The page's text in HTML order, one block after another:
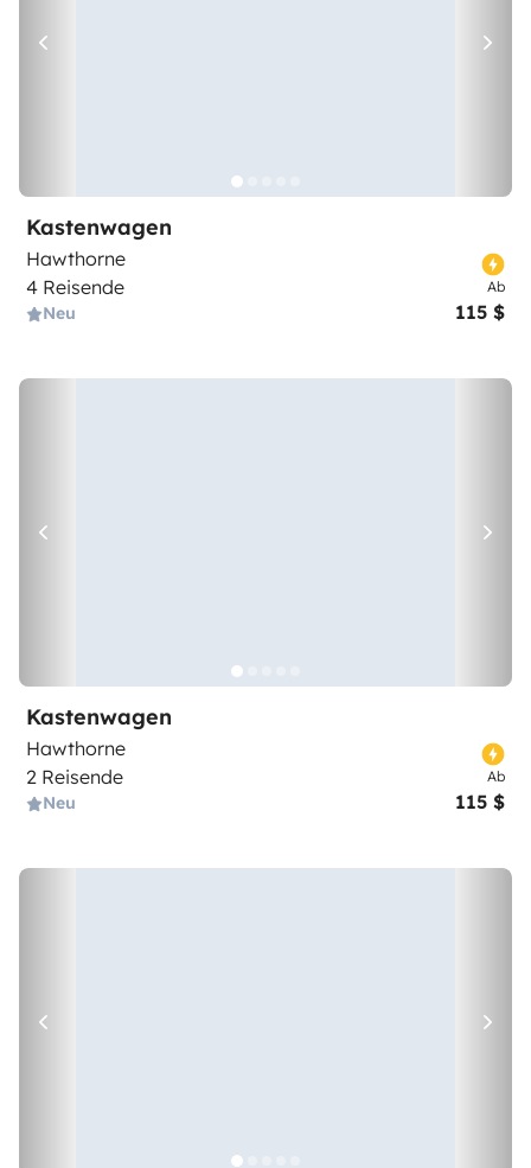
Kastenwagen
Hawthorne
4 Reisende
Neu
Ab
115 $
Kastenwagen
Hawthorne
2 Reisende
Neu
Ab
115 $